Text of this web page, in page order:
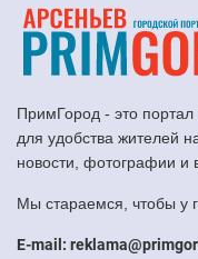
ПримГород - это
для удобства жителей
новости, фотографии и
Мы стараемся, чтобы у
E-mail: